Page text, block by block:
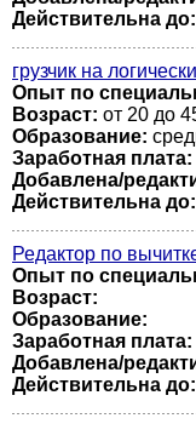
Действительна до:
грузчик на
Опыт по
Возраст: от 20 до
Образование:
Заработная плата:
Добавлена/
Действительна до:
Редактор по
Опыт по
Возраст:
Образование:
Заработная плата:
Добавлена/
Действительна до: